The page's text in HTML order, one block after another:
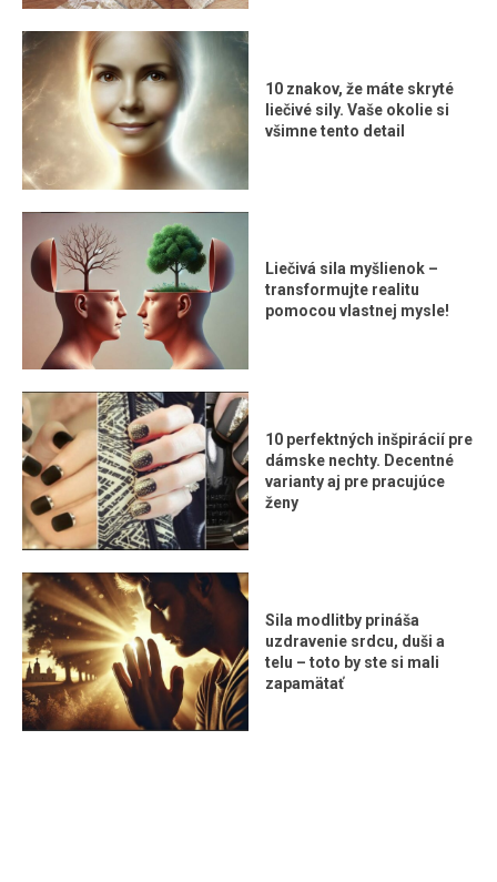
10 znakov, že máte skryté
liečivé sily. Vaše okolie si
všimne tento detail
Liečivá sila myšlienok –
transformujte realitu
pomocou vlastnej mysle!
10 perfektných inšpirácií pre
dámske nechty. Decentné
varianty aj pre pracujúce
ženy
Sila modlitby prináša
uzdravenie srdcu, duši a
telu – toto by ste si mali
zapamätať